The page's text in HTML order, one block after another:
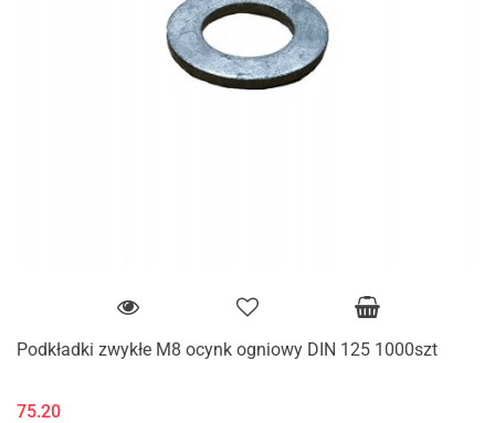
Podkładki zwykłe M8 ocynk ogniowy DIN 125 1000szt
75.20